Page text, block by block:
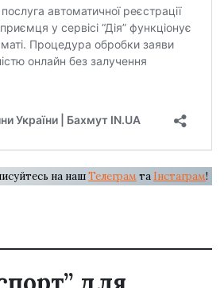
на нашТелеграм та Інстаграм!